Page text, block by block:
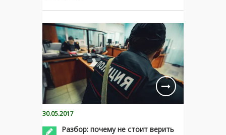
30.05.2017
Разбор: почему не стоит верить